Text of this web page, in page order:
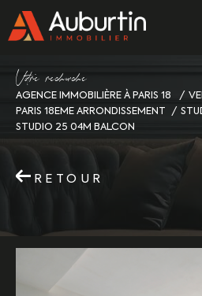
Vore recece
AGENCE IMMOBILIÈRE À PARIS 18
PARIS 18EME ARRONDISSEMENT
STUDIO 25 04M BALCON
RETOUR